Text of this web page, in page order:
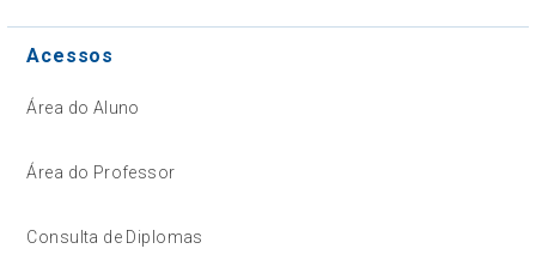
Acessos
Área do Aluno
Área do Professor
Consulta de Diplomas